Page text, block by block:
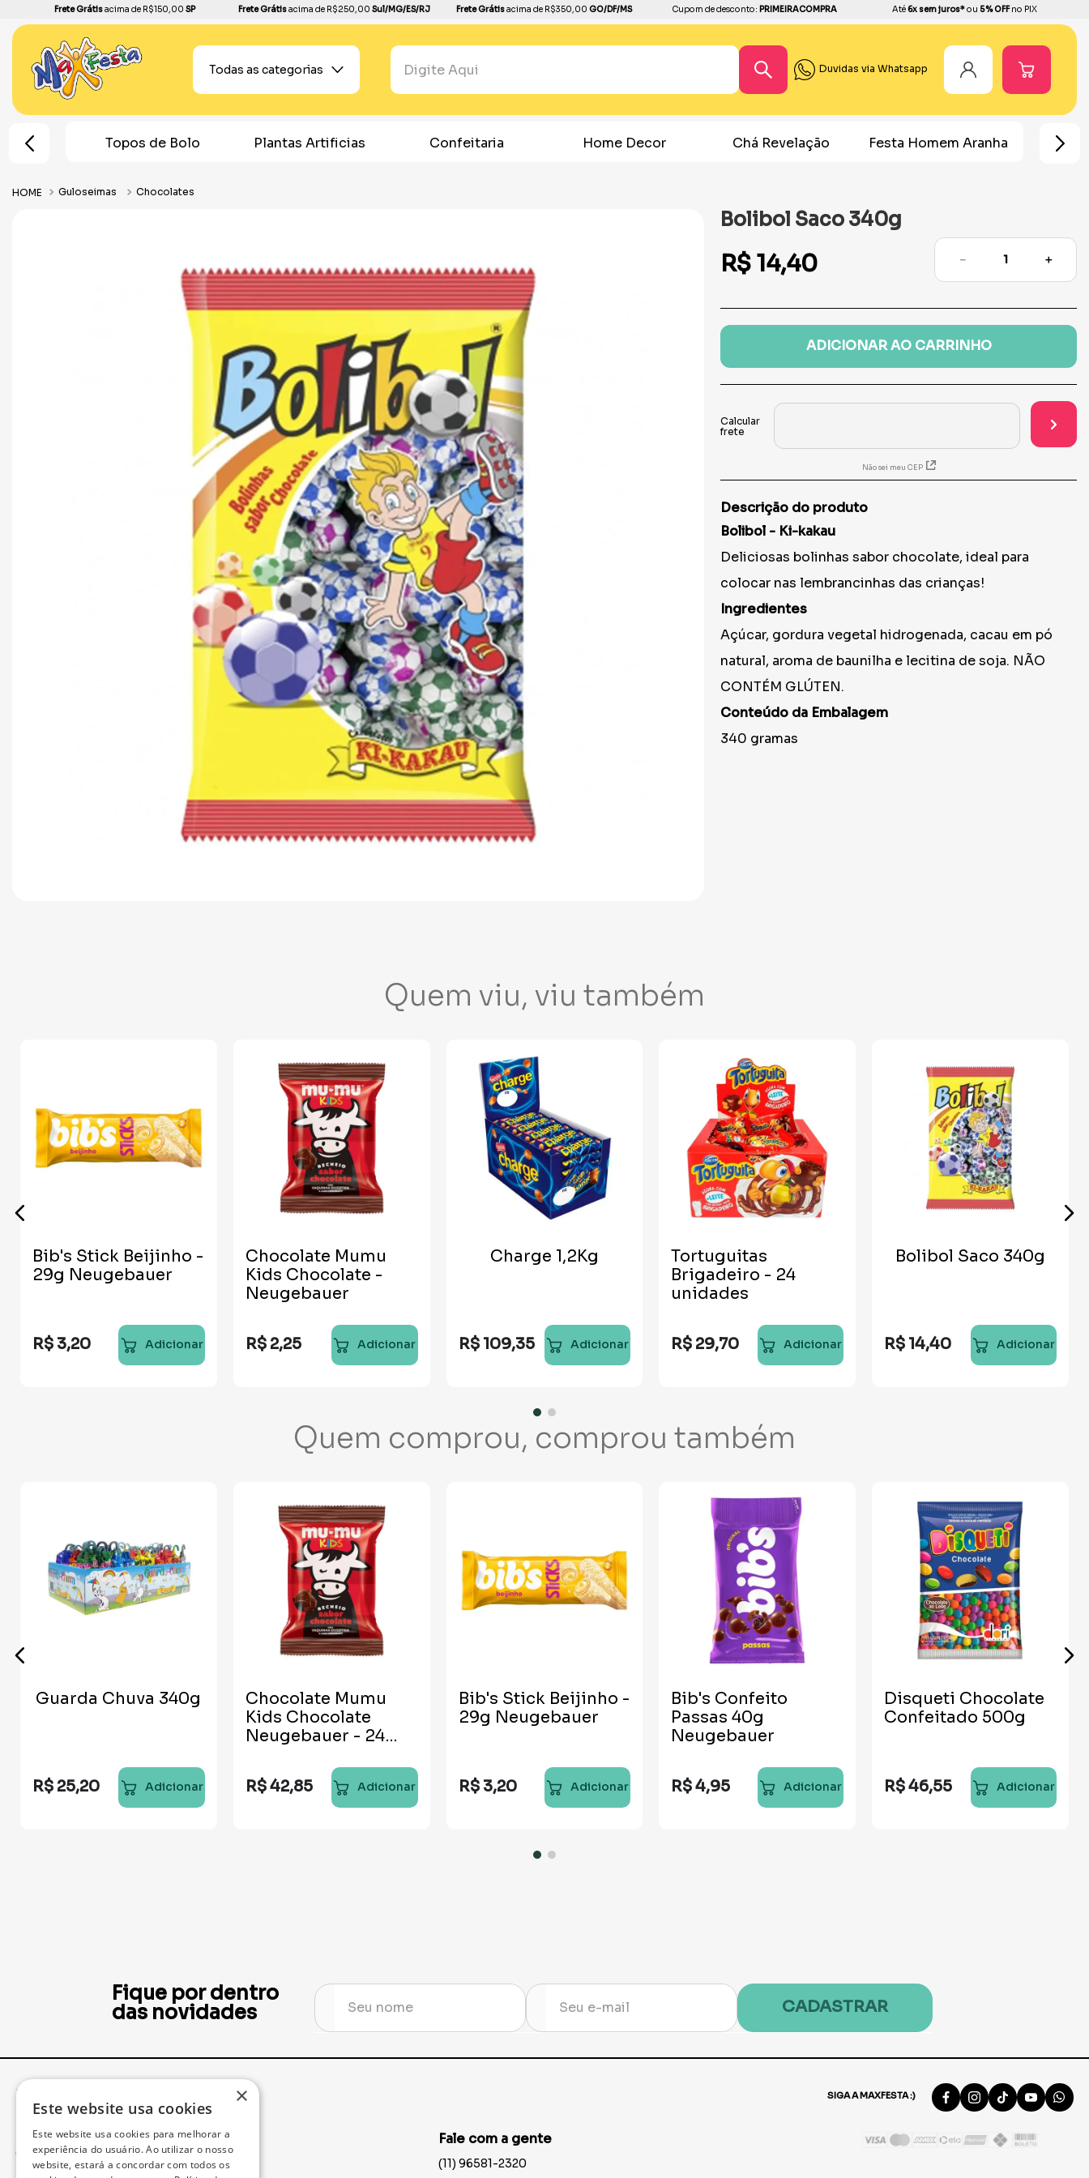
Frete Grátisacima de R$150,00 SP Frete Grátisacima de R$250,00Sul/MG/ES/RJ Frete Grátisacima de R$350,00GO/DF/MS Cupom de desconto:PRIMEIRACOMPRA Até6x sem juros*ou 5% OFFno PIX
Todas as categorias
Pesquisar...
TERMOS MAIS BUSCADOS
boleira
6º
copo papel
7º
pirulito
8º
toalha
9º
10º festa neon
Duvidas via Whatsapp
Topos de Bolo Plantas Artificias Confeitaria Home Decor Chá Revelação Festa Homem Aranha
Guloseimas Chocolates
Bolibol Saco 340g
R$ 14,40 ＋
－
ADICIONAR AO CARRINHO
Não sei meu CEP
Descrição do produto
Bolibol - Ki-kakau
Deliciosas bolinhas sabor chocolate, ideal para
colocar nas lembrancinhas das crianças!
Ingredientes
Açúcar, gordura vegetal hidrogenada, cacau em pó
natural, aroma de baunilha e lecitina de soja. NÃO
CONTÉM GLÚTEN.
Conteúdo da Embalagem
340 gramas
Quem viu, viu também
Bib's Stick Beijinho -
29g Neugebauer
R$ 3,20 Adicionar
Chocolate Mumu
Kids Chocolate -
Neugebauer
R$ 2,25 Adicionar
Charge 1,2Kg
R$ 109,35 Adicionar
Tortuguitas
Brigadeiro - 24
unidades
R$ 29,70 Adicionar
Bolibol Saco 340g
R$ 14,40 Adicionar
Quem comprou, comprou também
Guarda Chuva 340g
R$ 25,20 Adicionar
Chocolate Mumu
Kids Chocolate
Neugebauer - 24
R$42,85 Adicionar
Bib's Stick Beijinho -
29g Neugebauer
R$ 3,20 Adicionar
Bib's Confeito
Passas 40g
Neugebauer
R$4,95 Adicionar
Disqueti Chocolate
Confeitado 500g
R$46,55 Adicionar
Fique por dentro
das novidades
CADASTRAR
Institucional SIGA A MAXFESTA :)
Acompanhe seu Pedido
Fale com a gente
(11) 96581-2320
×
Este website usa cookies
Este website usa cookies para melhorar a
experiência do usuário. Ao utilizar o nosso
website, estará a concordar com todos os